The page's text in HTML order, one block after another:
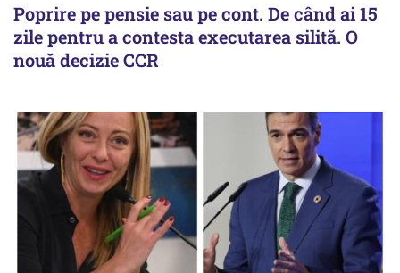
Poprire pe pensie sau pe cont. De când ai 15
zile pentru a contesta executarea silită. O
nouă decizie CCR